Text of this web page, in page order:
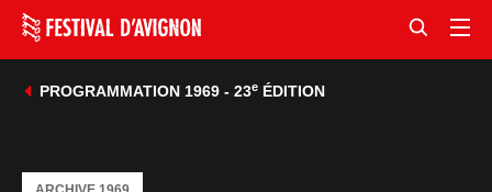
PROGRAMMATION 1969 - 23eÉDITION